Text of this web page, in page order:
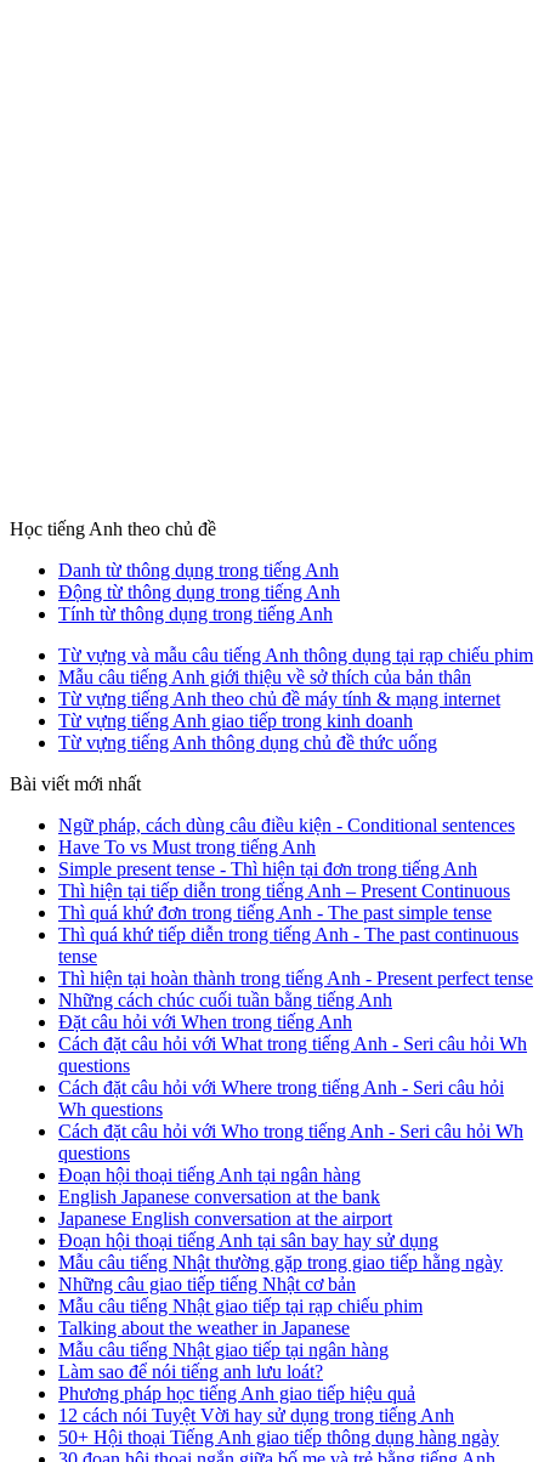
Học tiếng Anh theo chủ đề
Danh từ thông dụng trong tiếng Anh
Động từ thông dụng trong tiếng Anh
Tính từ thông dụng trong tiếng Anh
Từ vựng và mẫu câu tiếng Anh thông dụng tại rạp chiếu phim
Mẫu câu tiếng Anh giới thiệu về sở thích của bản thân
Từ vựng tiếng Anh theo chủ đề máy tính & mạng internet
Từ vựng tiếng Anh giao tiếp trong kinh doanh
Từ vựng tiếng Anh thông dụng chủ đề thức uống
Bài viết mới nhất
Ngữ pháp, cách dùng câu điều kiện - Conditional sentences
Have To vs Must trong tiếng Anh
Simple present tense - Thì hiện tại đơn trong tiếng Anh
Thì hiện tại tiếp diễn trong tiếng Anh – Present Continuous
Thì quá khứ đơn trong tiếng Anh - The past simple tense
Thì quá khứ tiếp diễn trong tiếng Anh - The past continuous
tense
Thì hiện tại hoàn thành trong tiếng Anh - Present perfect tense
Những cách chúc cuối tuần bằng tiếng Anh
Đặt câu hỏi với When trong tiếng Anh
Cách đặt câu hỏi với What trong tiếng Anh - Seri câu hỏi Wh
questions
Cách đặt câu hỏi với Where trong tiếng Anh - Seri câu hỏi
Wh questions
Cách đặt câu hỏi với Who trong tiếng Anh - Seri câu hỏi Wh
questions
Đoạn hội thoại tiếng Anh tại ngân hàng
English Japanese conversation at the bank
Japanese English conversation at the airport
Đoạn hội thoại tiếng Anh tại sân bay hay sử dụng
Mẫu câu tiếng Nhật thường gặp trong giao tiếp hằng ngày
Những câu giao tiếp tiếng Nhật cơ bản
Mẫu câu tiếng Nhật giao tiếp tại rạp chiếu phim
Talking about the weather in Japanese
Mẫu câu tiếng Nhật giao tiếp tại ngân hàng
Làm sao để nói tiếng anh lưu loát?
Phương pháp học tiếng Anh giao tiếp hiệu quả
12 cách nói Tuyệt Vời hay sử dụng trong tiếng Anh
50+ Hội thoại Tiếng Anh giao tiếp thông dụng hàng ngày